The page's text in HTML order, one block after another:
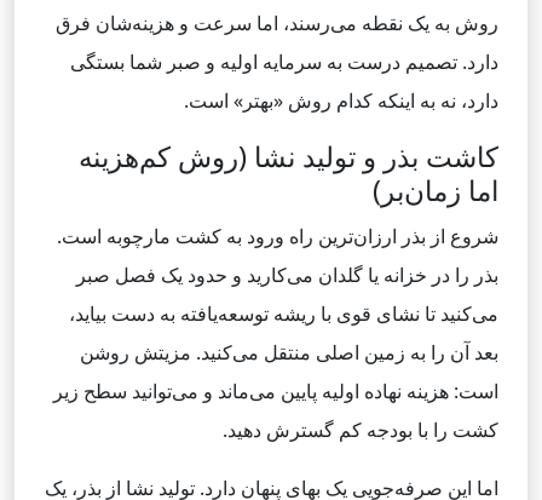
روش به یک نقطه می‌رسند، اما سرعت و هزینه‌شان فرق
دارد. تصمیم درست به سرمایه اولیه و صبر شما بستگی
دارد، نه به اینکه کدام روش «بهتر» است.
کاشت بذر و تولید نشا (روش کم‌هزینه
اما زمان‌بر)
شروع از بذر ارزان‌ترین راه ورود به کشت مارچوبه است.
بذر را در خزانه یا گلدان می‌کارید و حدود یک فصل صبر
می‌کنید تا نشای قوی با ریشه توسعه‌یافته به دست بیاید،
بعد آن را به زمین اصلی منتقل می‌کنید. مزیتش روشن
است: هزینه نهاده اولیه پایین می‌ماند و می‌توانید سطح زیر
کشت را با بودجه کم گسترش دهید.
اما این صرفه‌جویی یک بهای پنهان دارد. تولید نشا از بذر، یک